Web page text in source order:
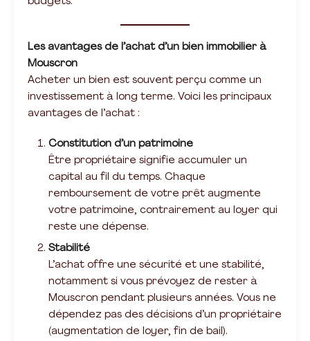
Les avantages de l’achat d’un bien immobilier à
Mouscron
Acheter un bien est souvent perçu comme un
investissement à long terme. Voici les principaux
avantages de l’achat :
Constitution d’un patrimoine
Être propriétaire signifie accumuler un
capital au fil du temps. Chaque
remboursement de votre prêt augmente
votre patrimoine, contrairement au loyer qui
reste une dépense.
Stabilité
L’achat offre une sécurité et une stabilité,
notamment si vous prévoyez de rester à
Mouscron pendant plusieurs années. Vous ne
dépendez pas des décisions d’un propriétaire
(augmentation de loyer, fin de bail).